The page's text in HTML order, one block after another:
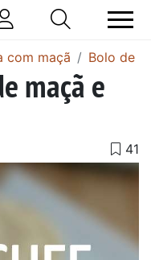
com maçã Bolo de
maçã e